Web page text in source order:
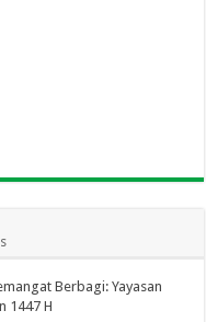
Berbagi: Yayasan
1447 H